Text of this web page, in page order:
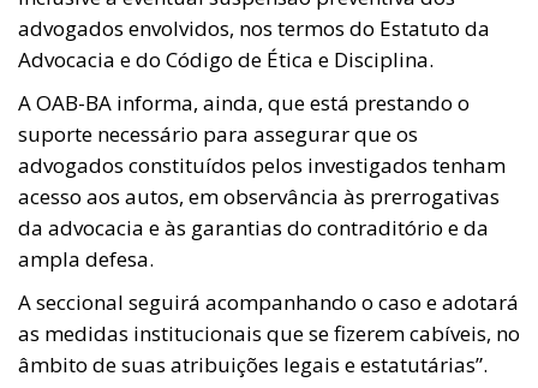
advogados envolvidos, nos termos do Estatuto da
Advocacia e do Código de Ética e Disciplina.
A OAB-BA informa, ainda, que está prestando o
suporte necessário para assegurar que os
advogados constituídos pelos investigados tenham
acesso aos autos, em observância às prerrogativas
da advocacia e às garantias do contraditório e da
ampla defesa.
A seccional seguirá acompanhando o caso e adotará
as medidas institucionais que se fizerem cabíveis, no
âmbito de suas atribuições legais e estatutárias”.